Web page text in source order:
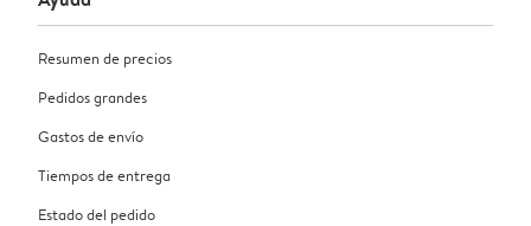
Resumen de precios
Pedidos grandes
Gastos de envío
Tiempos de entrega
Estado del pedido